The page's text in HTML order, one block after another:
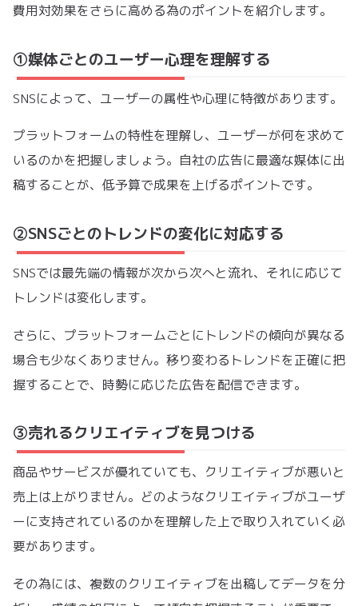
費用対効果をさらに高める為のポイントを紹介します。
①媒体ごとのユーザー心理を理解する
SNSによって、ユーザーの属性や心理に特徴があります。
プラットフォームの特性を理解し、ユーザーが何を求めて
いるのかを把握しましょう。自社の広告に最適な媒体に出
稿することが、低予算で成果を上げるポイントです。
②SNSごとのトレンドの変化に対応する
SNSでは最先端の情報が次から次へと流れ、それに応じて
トレンドは変化します。
さらに、プラットフォームごとにトレンドの傾向が異なる
場合も少なくありません。移り変わるトレンドを正確に把
握することで、時勢に応じた広告を配信できます。
③売れるクリエイティブを見つける
商品やサービスが優れていても、クリエイティブが悪いと
売上は上がりません。どのようなクリエイティブがユーザ
ーに支持されているのかを理解した上で取り入れていく必
要があります。
その為には、複数のクリエイティブを出稿してデータを分